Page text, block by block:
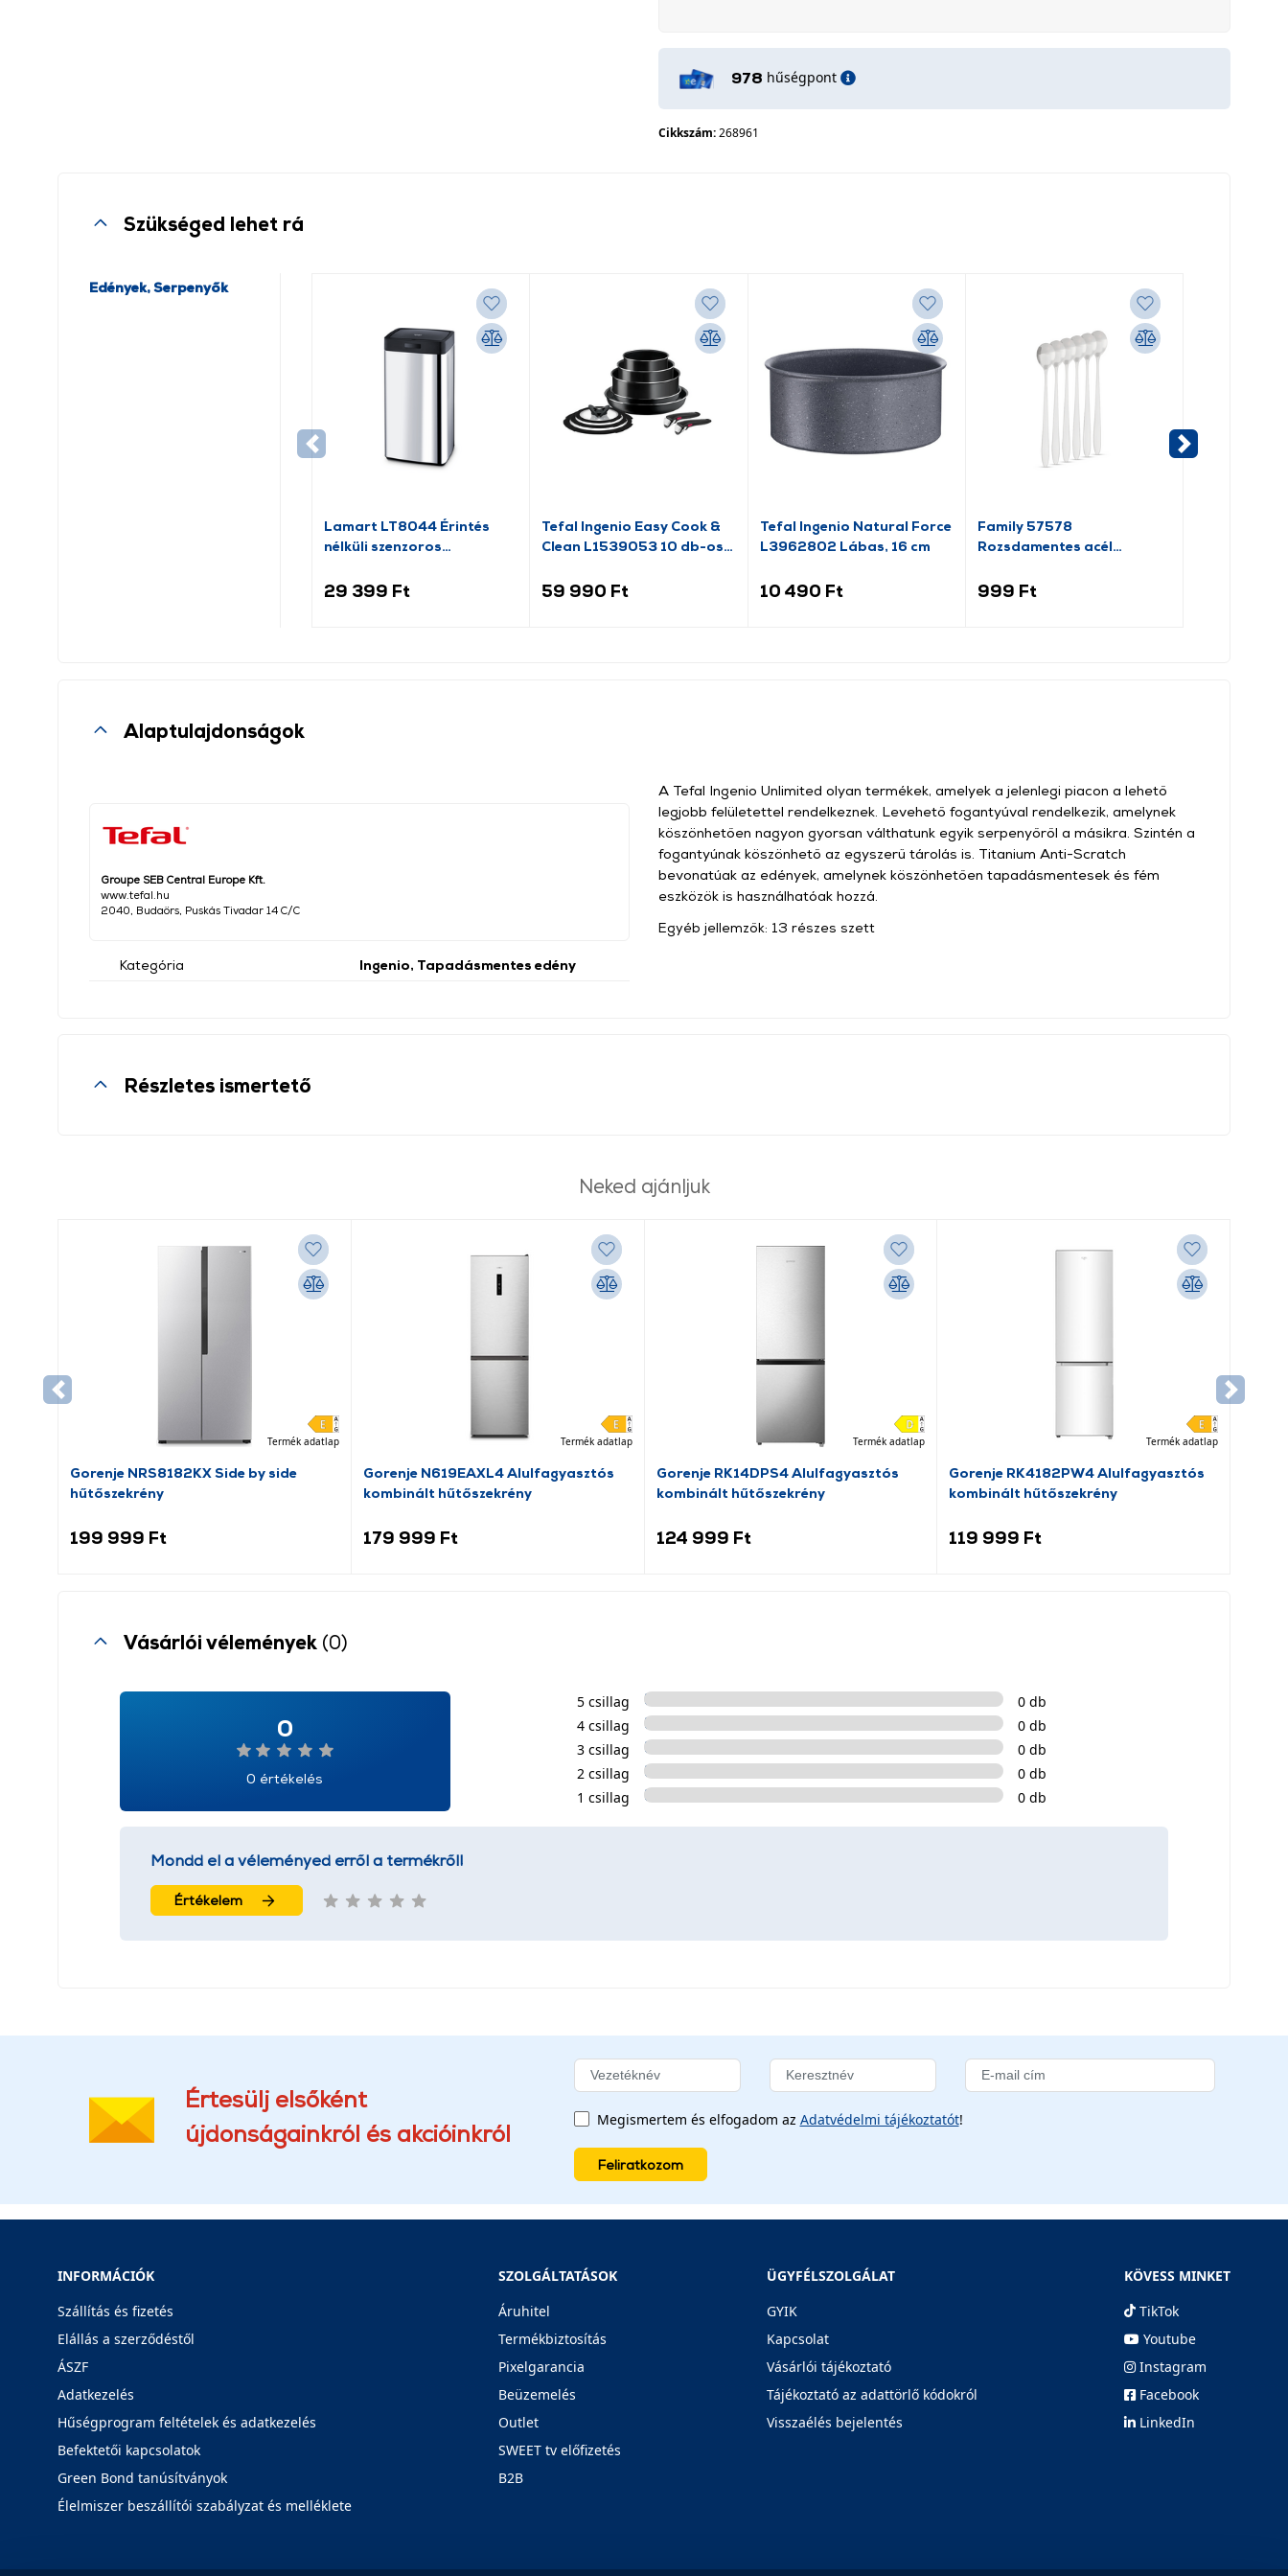
978 hűségpont
Cikkszám:268961
Szükséged lehet rá
Edények, Serpenyők
Lamart LT8044 Érintés
nélküli szenzoros
29 399 Ft
Tefal Ingenio Easy Cook &
Clean L1539053 10 db-os
59 990 Ft
Tefal Ingenio Natural Force
L3962802 Lábas, 16 cm
10 490 Ft
Family 57578
Rozsdamentes acél
999 Ft
Alaptulajdonságok
Groupe SEB Central Europe Kft.
www.tefal.hu
2040, Budaörs, Puskás Tivadar 14 C/C
Kategória Ingenio, Tapadásmentes edény
A Tefal Ingenio Unlimited olyan termékek, amelyek a jelenlegi piacon a lehető
legjobb felületettel rendelkeznek. Levehető fogantyúval rendelkezik, amelynek
köszönhetően nagyon gyorsan válthatunk egyik serpenyőről a másikra. Szintén a
fogantyúnak köszönhető az egyszerű tárolás is. Titanium Anti-Scratch
bevonatúak az edények, amelynek köszönhetően tapadásmentesek és fém
eszközök is használhatóak hozzá.
Egyéb jellemzők: 13 részes szett
Részletes ismertető
Neked ajánljuk
Termék adatlap
Gorenje NRS8182KX Side by side
hűtőszekrény
199 999 Ft
Termék adatlap
Gorenje N619EAXL4 Alulfagyasztós
kombinált hűtőszekrény
179 999 Ft
Termék adatlap
Gorenje RK14DPS4 Alulfagyasztós
kombinált hűtőszekrény
124 999 Ft
Termék adatlap
Gorenje RK4182PW4 Alulfagyasztós
kombinált hűtőszekrény
119 999 Ft
Vásárlói vélemények (0)
0
0 értékelés
5 csillag
0 db
4 csillag
0 db
3 csillag
0 db
2 csillag
0 db
1 csillag
0 db
Mondd el a véleményed erről a termékről!
Értékelem
Értesülj elsőként
újdonságainkról és akcióinkról
Megismertem és elfogadom az Adatvédelmi tájékoztatót!
Feliratkozom
INFORMÁCIÓK
Szállítás és fizetés
Elállás a szerződéstől
ÁSZF
Adatkezelés
Hűségprogram feltételek és adatkezelés
Befektetői kapcsolatok
Green Bond tanúsítványok
Élelmiszer beszállítói szabályzat és melléklete
SZOLGÁLTATÁSOK
Áruhitel
Termékbiztosítás
Pixelgarancia
Beüzemelés
Outlet
SWEET tv előfizetés
B2B
ÜGYFÉLSZOLGÁLAT
GYIK
Kapcsolat
Vásárlói tájékoztató
Tájékoztató az adattörlő kódokról
Visszaélés bejelentés
KÖVESS MINKET
TikTok
Youtube
Instagram
Facebook
LinkedIn